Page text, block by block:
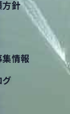
方針
集情報
グ